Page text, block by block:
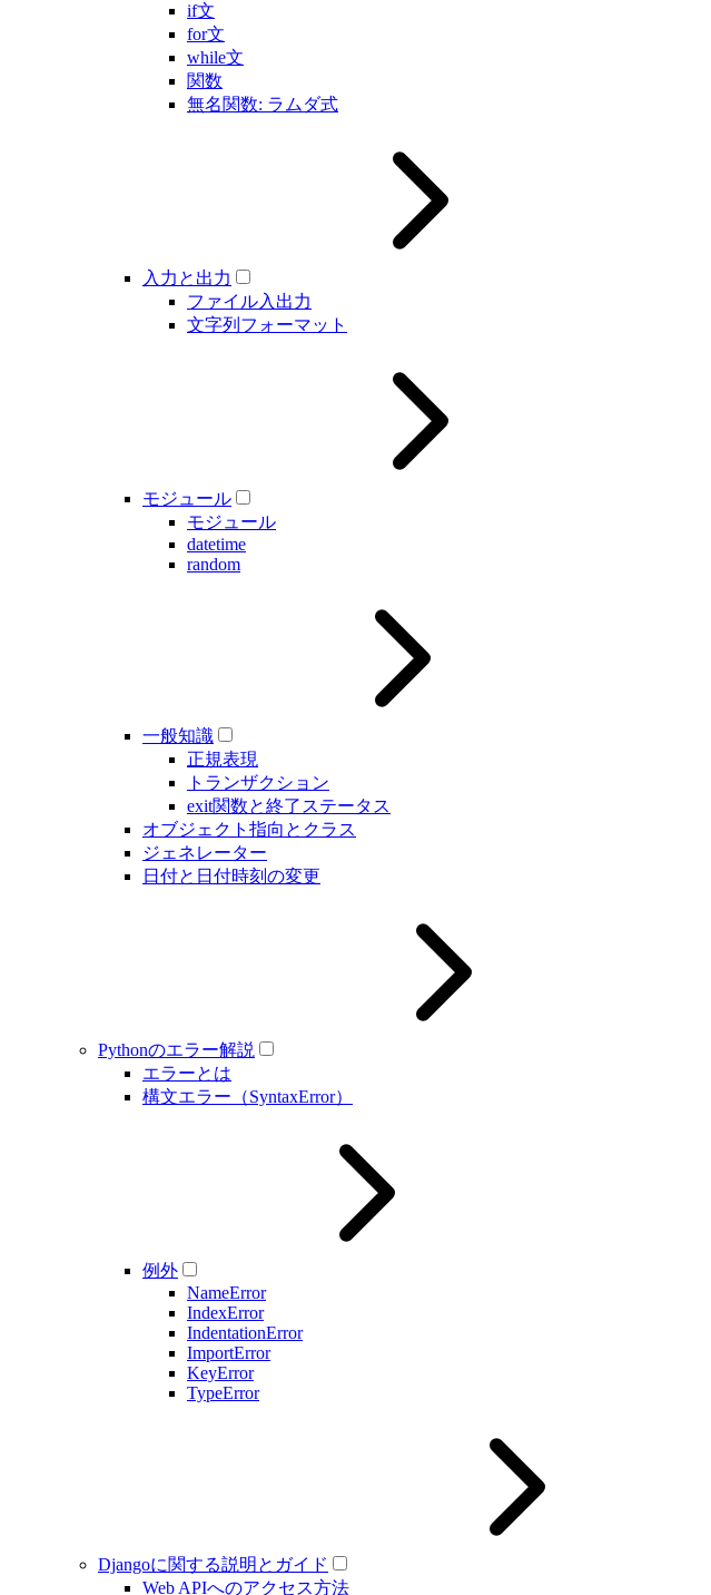
if文
for文
while文
関数
無名関数: ラムダ式
入力と出力
ファイル入出力
文字列フォーマット
モジュール
モジュール
datetime
random
一般知識
正規表現
トランザクション
exit関数と終了ステータス
オブジェクト指向とクラス
ジェネレーター
日付と日付時刻の変更
Pythonのエラー解説
エラーとは
構文エラー（SyntaxError）
例外
NameError
IndexError
IndentationError
ImportError
KeyError
TypeError
Djangoに関する説明とガイド
Web APIへのアクセス方法